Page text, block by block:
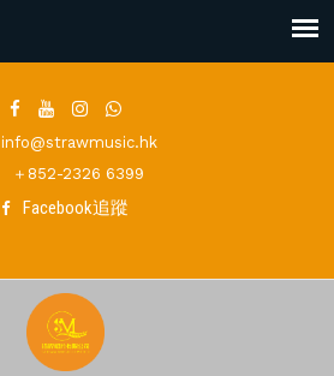
info@strawmusic.hk
＋852-2326 6399
Facebook追蹤